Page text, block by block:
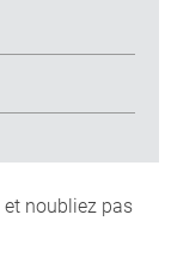
et noubliez pas